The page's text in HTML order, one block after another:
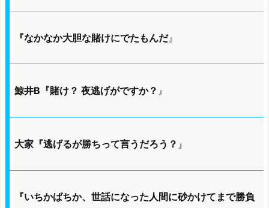
『なかなか大胆な賭けにでたもんだ』
鯨井B『賭け？ 夜逃げがですか？ 』
大家『逃げるが勝ちって言うだろう？ 』
『いちかばちか、世話になった人間に砂かけてまで勝負